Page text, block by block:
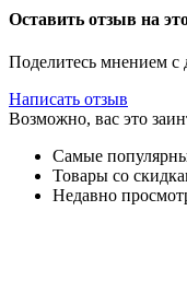
Оставить отзыв на
Поделитесь мнением с
Написать отзыв
Возможно, вас это
Самые
Товары со
Недавно